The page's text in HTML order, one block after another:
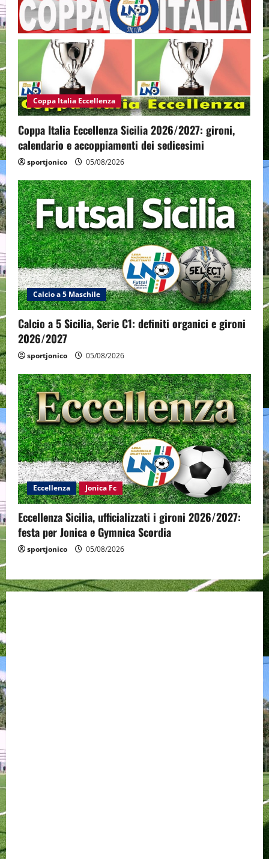
Coppa Italia Eccellenza
Coppa Italia Eccellenza Sicilia 2026/2027: gironi,
calendario e accoppiamenti dei sedicesimi
sportjonico 05/08/2026
Calcio a 5 Maschile
Calcio a 5 Sicilia, Serie C1: definiti organici e gironi
2026/2027
sportjonico 05/08/2026
Eccellenza Jonica Fc
Eccellenza Sicilia, ufficializzati i gironi 2026/2027:
festa per Jonica e Gymnica Scordia
sportjonico 05/08/2026